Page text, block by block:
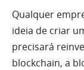
Qualquer
ideia de criar
precisará
blockchain, a